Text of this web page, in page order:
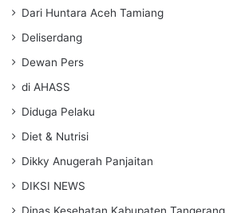
Dari Huntara Aceh Tamiang
Deliserdang
Dewan Pers
di AHASS
Diduga Pelaku
Diet & Nutrisi
Dikky Anugerah Panjaitan
DIKSI NEWS